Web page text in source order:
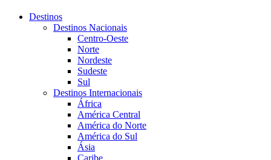
Destinos
Destinos Nacionais
Centro-Oeste
Norte
Nordeste
Sudeste
Sul
Destinos Internacionais
África
América Central
América do Norte
América do Sul
Ásia